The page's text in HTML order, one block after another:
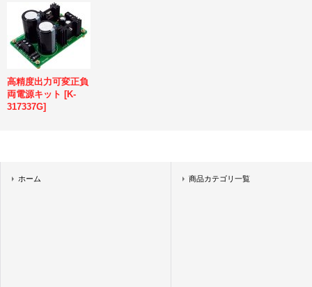
高精度出力可変正負
両電源キット [K-
317337G]
ホーム 商品カテゴリ一覧